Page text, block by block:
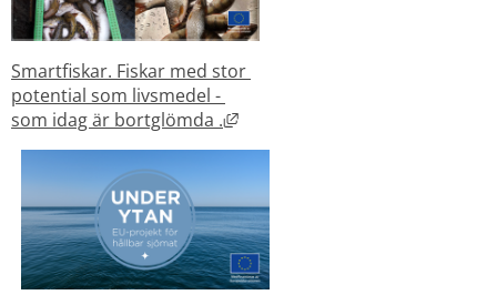
Smartfiskar. Fiskar med stor
potential som livsmedel -
som idag är bortglömda .
Länk till annan webbplats,